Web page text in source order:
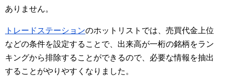
ありません。
トレードステーションのホットリストでは、売買代金上位
などの条件を設定することで、出来高が一桁の銘柄をラン
キングから排除することができるので、必要な情報を抽出
することがやりやすくなりました。